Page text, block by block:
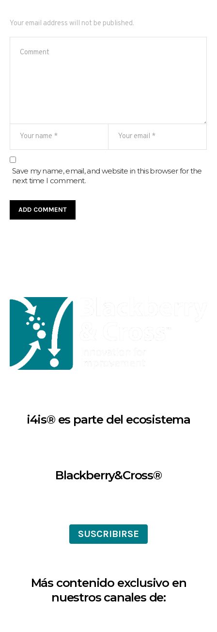
Your email address will not be published.
Save my name, email, and website in this browser for the
next time I comment.
i4is® es parte del ecosistema
Blackberry&Cross®
SUSCRIBIRSE
Más contenido exclusivo en
nuestros canales de: